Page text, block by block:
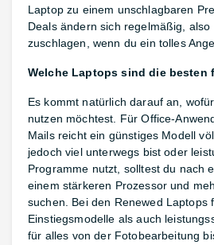
Laptop zu einem unschlagbaren
Deals ändern sich regelmäßig, also
zuschlagen, wenn du ein tolles
Welche Laptops sind die besten
Es kommt natürlich darauf an,
nutzen möchtest. Für Office-
Mails reicht ein günstiges Modell
jedoch viel unterwegs bist oder
Programme nutzt, solltest du nach
einem stärkeren Prozessor und
suchen. Bei den Renewed Laptops
Einstiegsmodelle als auch
für alles von der Fotobearbeitung